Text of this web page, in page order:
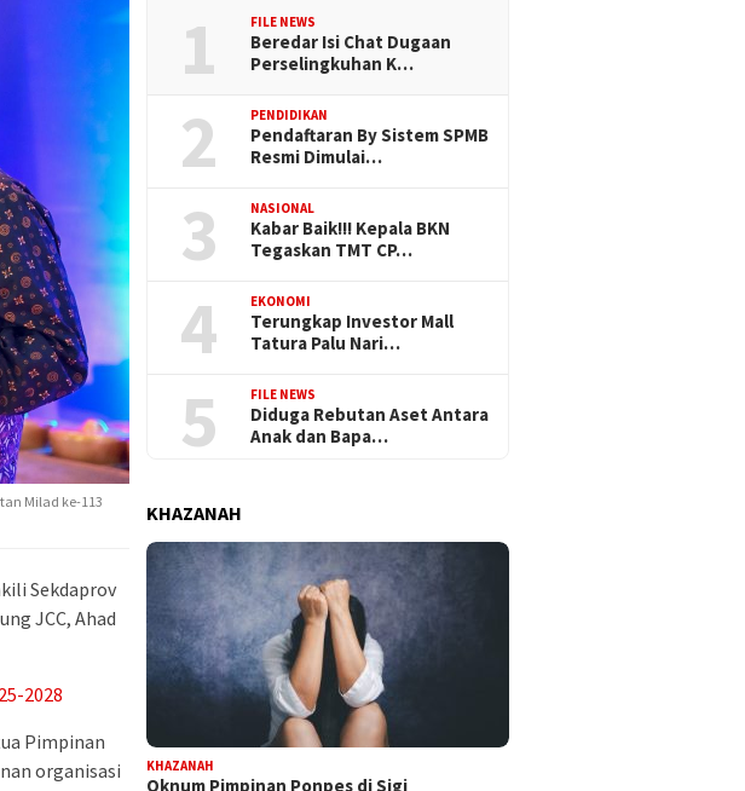
Milad ke-113
Sekdaprov
JCC, Ahad
2028
Pimpinan
organisasi
1 FILE NEWS
Beredar Isi Chat Dugaan
Perselingkuhan K…
2 PENDIDIKAN
Pendaftaran By Sistem SPMB
Resmi Dimulai…
3 NASIONAL
Kabar Baik!!! Kepala BKN
Tegaskan TMT CP…
4 EKONOMI
Terungkap Investor Mall
Tatura Palu Nari…
5 FILE NEWS
Diduga Rebutan Aset Antara
Anak dan Bapa…
KHAZANAH
KHAZANAH
Oknum Pimpinan Ponpes di Sigi